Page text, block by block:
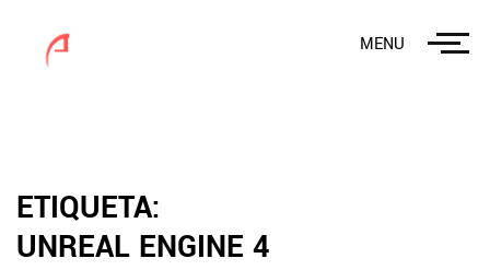
MENU
ETIQUETA:
UNREAL ENGINE 4